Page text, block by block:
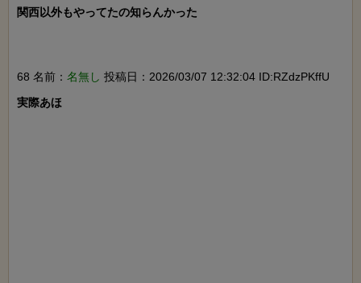
関西以外もやってたの知らんかった
68 名前： 名無し 投稿日：2026/03/07 12:32:04 ID:RZdzPKffU
実際あほ